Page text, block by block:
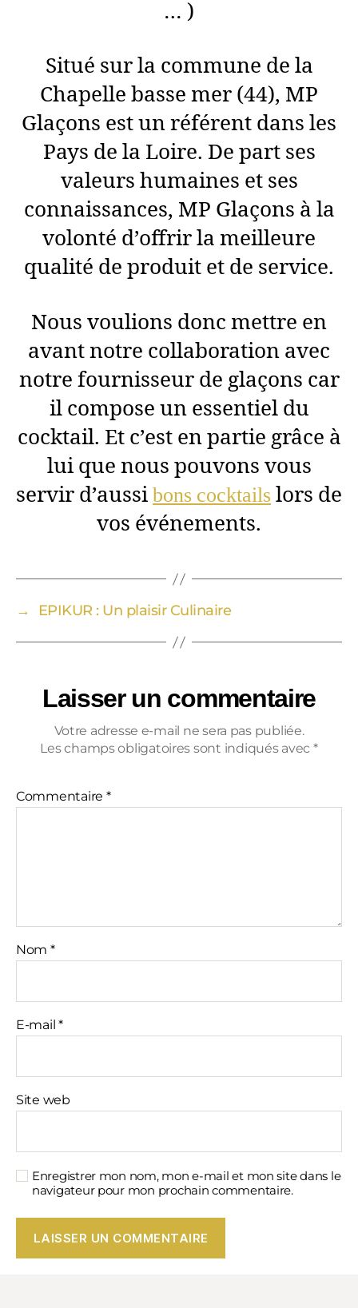
… )
Situé sur la commune de la
Chapelle basse mer (44), MP
Glaçons est un référent dans les
Pays de la Loire. De part ses
valeurs humaines et ses
connaissances, MP Glaçons à la
volonté d’offrir la meilleure
qualité de produit et de service.
Nous voulions donc mettre en
avant notre collaboration avec
notre fournisseur de glaçons car
il compose un essentiel du
cocktail. Et c’est en partie grâce à
lui que nous pouvons vous
servir d’aussibons cocktailslors de
vos événements.
→ EPIKUR : Un plaisir Culinaire
Laisser un commentaire
Votre adresse e-mail ne sera pas publiée.
Les champs obligatoires sont indiqués avec *
Commentaire *
Nom *
E-mail*
Site web
Enregistrer mon nom, mon e-mail et mon site dans le
navigateur pour mon prochain commentaire.